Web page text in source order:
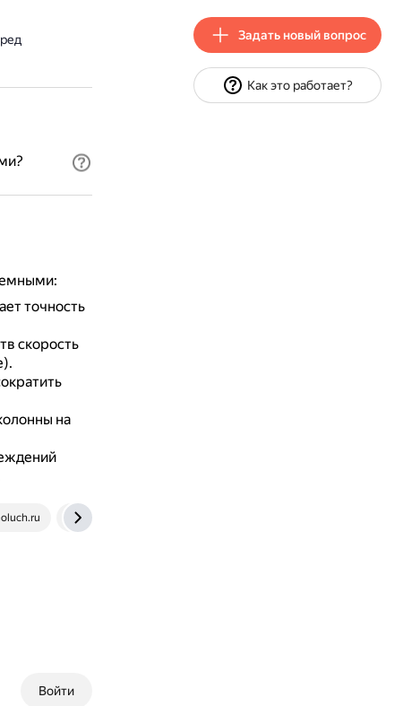
точность
скорость
на
Войти
Задать новый вопрос
Как это работает?